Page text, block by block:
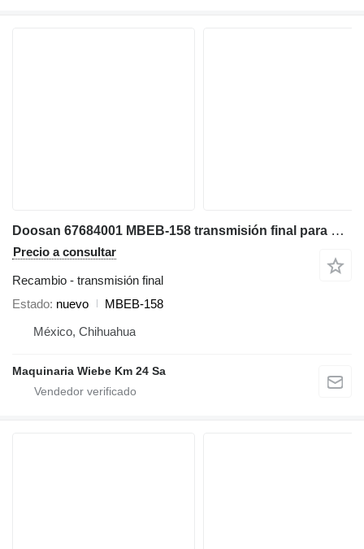
Doosan 67684001 MBEB-158 transmisión final para Volvo EC210 excavadora
Precio a consultar
Recambio - transmisión final
Estado nuevo
MBEB-158
México, Chihuahua
Maquinaria Wiebe Km 24 Sa